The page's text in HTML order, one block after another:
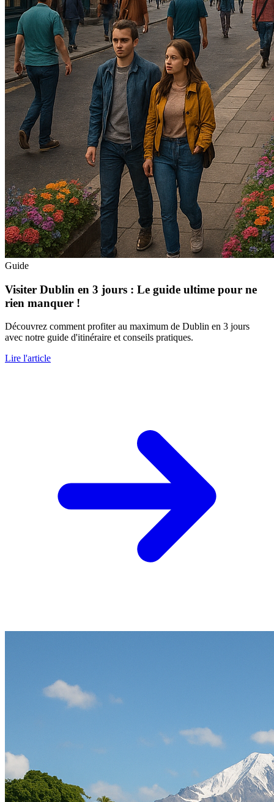
Guide
Visiter Dublin en 3 jours : Le guide ultime pour ne
rien manquer !
Découvrez comment profiter au maximum de Dublin en 3 jours
avec notre guide d'itinéraire et conseils pratiques.
Lire l'article